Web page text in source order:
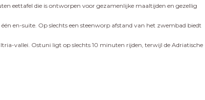
eettafel die is ontworpen voor gezamenlijke maaltijden en gezellig
en-suite. Op slechts een steenworp afstand van het zwembad biedt
vallei. Ostuni ligt op slechts 10 minuten rijden, terwijl de Adriatische